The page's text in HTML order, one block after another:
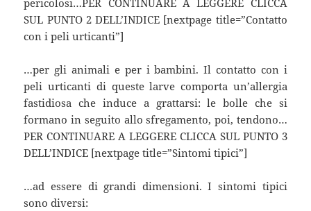
SUL PUNTO 2 DELL’INDICE [nextpage title=”Contatto
con i peli urticanti”]
…per gli animali e per i bambini. Il contatto con i
peli urticanti di queste larve comporta un’allergia
fastidiosa che induce a grattarsi: le bolle che si
formano in seguito allo sfregamento, poi, tendono…
PER CONTINUARE A LEGGERE CLICCA SUL PUNTO 3
DELL’INDICE [nextpage title=”Sintomi tipici”]
…ad essere di grandi dimensioni. I sintomi tipici
sono diversi: